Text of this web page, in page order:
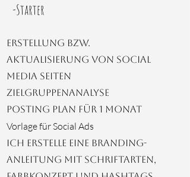
-Starter
Erstellung bzw.
Aktualisierung von Social
Media Seiten
Zielgruppenanalyse
Posting Plan für 1 Monat
Vorlage für Social Ads
Ich erstelle eine Branding-
Anleitung mit Schriftarten,